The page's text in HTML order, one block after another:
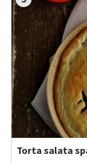
Torta salata